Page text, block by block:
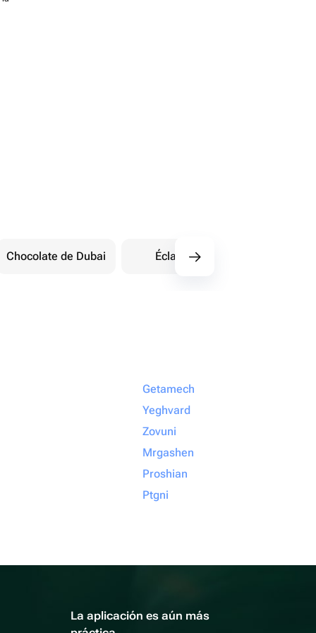
Chocolate de Dubai Éclairs
Getamech
Yeghvard
Zovuni
Mrgashen
Proshian
Ptgni
La aplicación es aún más